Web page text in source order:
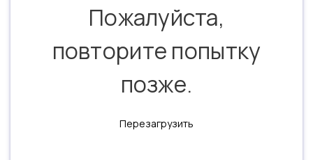
Пожалуйста,
повторите попытку
позже.
Перезагрузить